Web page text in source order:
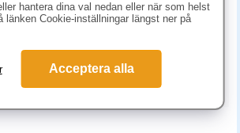
papper Premiumpapper
Laserark och BG-talonger
hantera dina val nedan eller när som helst
länken Cookie-inställningar längst ner på
Acceptera alla